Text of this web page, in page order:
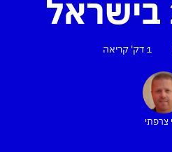
1 דק' קריאה
צרפתי